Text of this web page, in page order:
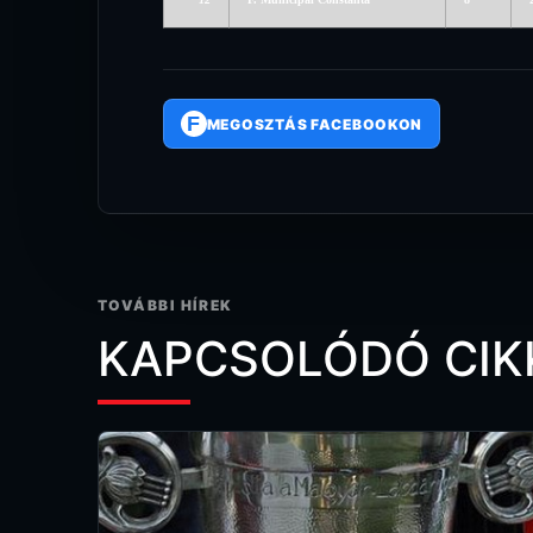
F MEGOSZTÁS FACEBOOKON
TOVÁBBI HÍREK
KAPCSOLÓDÓ